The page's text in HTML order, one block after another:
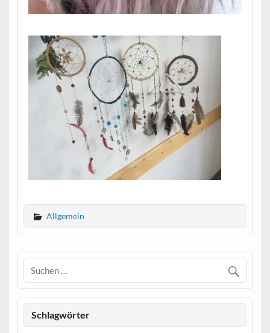
Allgemein
Schlagwörter